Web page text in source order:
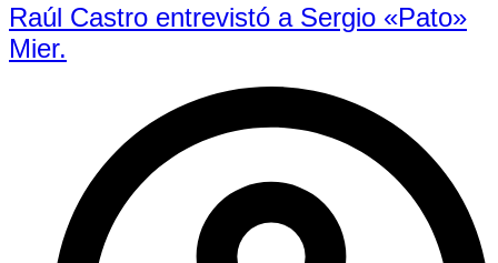
Raúl Castro entrevistó a Sergio «Pato»
Mier.